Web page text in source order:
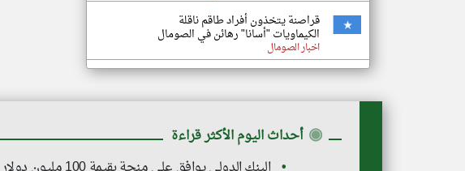
قراصنة يتخذون أفراد طاقم ناقلة
الكيماويات "أسانا" رهائن في الصومال
اخبار الصومال
◉ أحداث اليوم الأكثر قراءة